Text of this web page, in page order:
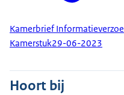
Kamerbrief
Kamerstuk29-06-2023
Hoort bij